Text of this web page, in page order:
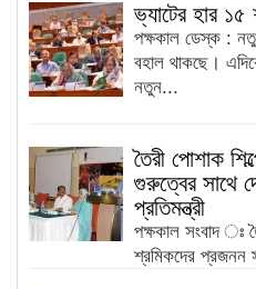
ভ্যাটের হার ১৫
পক্ষকাল ডেস্ক :
বহাল থাকছে।
নতুন...
তৈরী পোশাক
গুরুত্বের সাথে
প্রতিমন্ত্রী
পক্ষকাল সংবাদ ঃ
শ্রমিকদের প্রজনন